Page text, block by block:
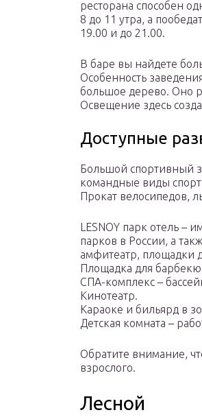
ресторана способен
8 до 11 утра, а
19.00 и до 21.00.
В баре вы найдете
Особенность
большое дерево. Оно
Освещение здесь
Доступные
Большой спортивный
командные виды
Прокат велосипедов,
LESNOY парк отель –
парков в России, а
амфитеатр, площадки
Площадка для
СПА-комплекс –
Кинотеатр.
Караоке и бильярд в
Детская комната –
Обратите внимание,
взрослого.
Лесной